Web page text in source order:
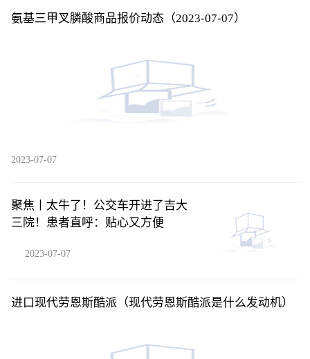
氨基三甲叉膦酸商品报价动态（2023-07-07）
2023-07-07
聚焦丨太牛了！公交车开进了吉大
三院！患者直呼：贴心又方便
2023-07-07
进口现代劳恩斯酷派（现代劳恩斯酷派是什么发动机）